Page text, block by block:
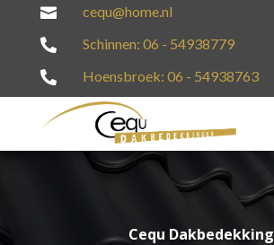
 cequ@home.nl
 Schinnen: 06 - 54938779
 Hoensbroek: 06 - 54938763
Cequ Dakbedekking